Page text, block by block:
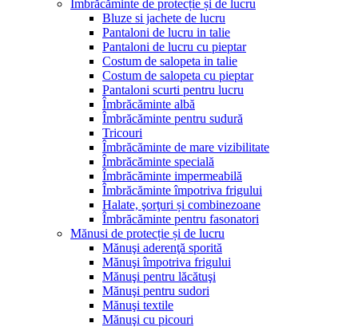
Îmbrăcăminte de protecție și de lucru
Bluze si jachete de lucru
Pantaloni de lucru in talie
Pantaloni de lucru cu pieptar
Costum de salopeta in talie
Costum de salopeta cu pieptar
Pantaloni scurti pentru lucru
Îmbrăcăminte albă
Îmbrăcăminte pentru sudură
Tricouri
Îmbrăcăminte de mare vizibilitate
Îmbrăcăminte specială
Îmbrăcăminte impermeabilă
Îmbrăcăminte împotriva frigului
Halate, şorţuri și combinezoane
Îmbrăcăminte pentru fasonatori
Mănusi de protecție și de lucru
Mănuşi aderenţă sporită
Mănuşi împotriva frigului
Mănuşi pentru lăcătuşi
Mănuşi pentru sudori
Mănuşi textile
Mănuşi cu picouri